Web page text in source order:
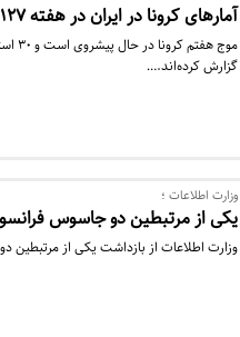
آمارهای کرونا در ایران در هفته ۱۲۷ همه‌گیری ؛ روند صعودی فوتی‌های کرونا در ۲۳ ا…
گزارش کرده‌اند.…
وزارت اطلاعات ؛
یکی از مرتبطین دو جاسوس
وزارت اطلاعات از بازداشت یکی از